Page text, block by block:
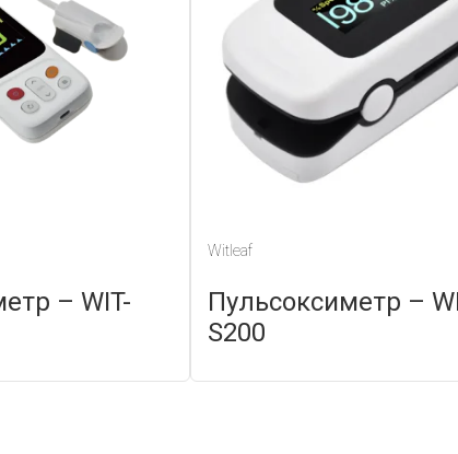
– WIT-
Witleaf
Пульсоксиметр –
S200